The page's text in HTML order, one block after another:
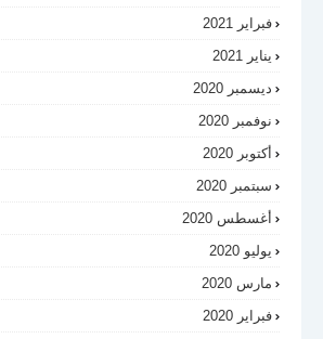
فبراير 2021
يناير 2021
ديسمبر 2020
نوفمبر 2020
أكتوبر 2020
سبتمبر 2020
أغسطس 2020
يوليو 2020
مارس 2020
فبراير 2020